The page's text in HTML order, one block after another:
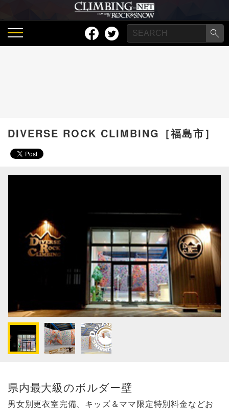
DIVERSE ROCK CLIMBING［福島市］
県内最大級のボルダー壁
男女別更衣室完備、キッズ＆ママ限定特別料金などお